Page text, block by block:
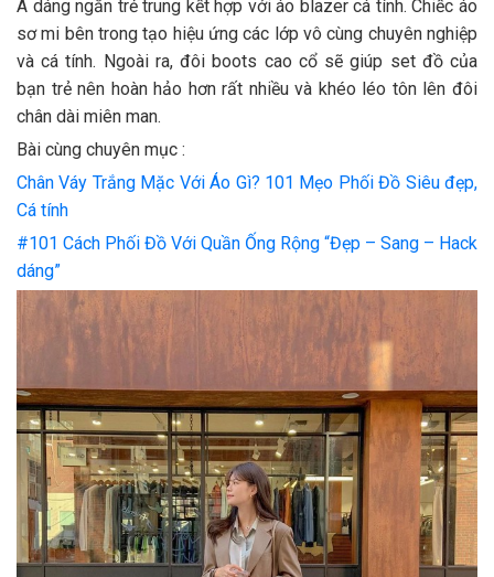
A dáng ngắn trẻ trung kết hợp với áo blazer cá tính. Chiếc áo
sơ mi bên trong tạo hiệu ứng các lớp vô cùng chuyên nghiệp
và cá tính. Ngoài ra, đôi boots cao cổ sẽ giúp set đồ của
bạn trẻ nên hoàn hảo hơn rất nhiều và khéo léo tôn lên đôi
chân dài miên man.
Bài cùng chuyên mục :
Chân Váy Trắng Mặc Với Áo Gì? 101 Mẹo Phối Đồ Siêu đẹp,
Cá tính
#101 Cách Phối Đồ Với Quần Ống Rộng “Đẹp – Sang – Hack
dáng”